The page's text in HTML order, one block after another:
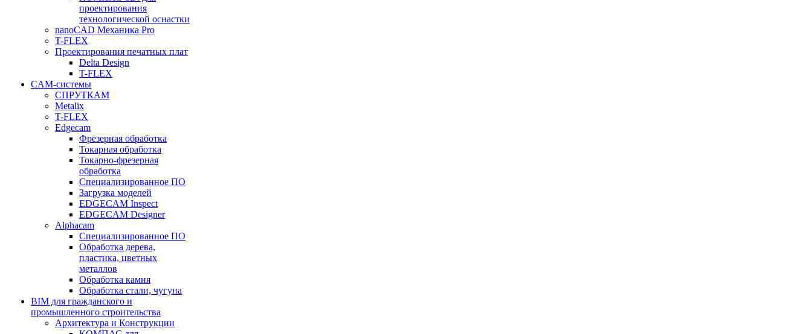
проектирования
технологической оснастки
nanoCAD Механика Pro
T-FLEX
Проектирования печатных плат
Delta Design
T-FLEX
CAM-системы
СПРУТКAM
Metalix
T-FLEX
Edgecam
Фрезерная обработка
Токарная обработка
Токарно-фрезерная
обработка
Специализированное ПО
Загрузка моделей
EDGECAM Inspect
EDGECAM Designer
Alphacam
Специализированное ПО
Обработка дерева,
пластика, цветных
металлов
Обработка камня
Обработка стали, чугуна
BIM для гражданского и
промышленного строительства
Архитектура и Конструкции